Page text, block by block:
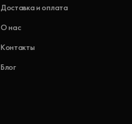
Доставка и оплата
О нас
Контакты
Блог